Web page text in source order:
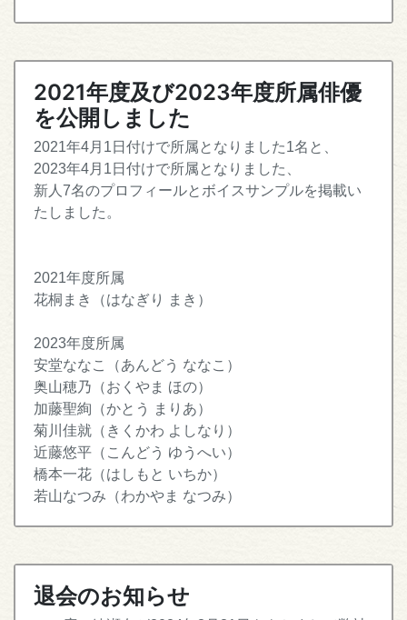
2021年度及び2023年度所属俳優
を公開しました
2021年4月1日付けで所属となりました1名と、
2023年4月1日付けで所属となりました、
新人7名のプロフィールとボイスサンプルを掲載い
たしました。
2021年度所属
花桐まき（はなぎり まき）
2023年度所属
安堂ななこ（あんどう ななこ）
奥山穂乃（おくやま ほの）
加藤聖絢（かとう まりあ）
菊川佳就（きくかわ よしなり）
近藤悠平（こんどう ゆうへい）
橋本一花（はしもと いちか）
若山なつみ（わかやま なつみ）
退会のお知らせ